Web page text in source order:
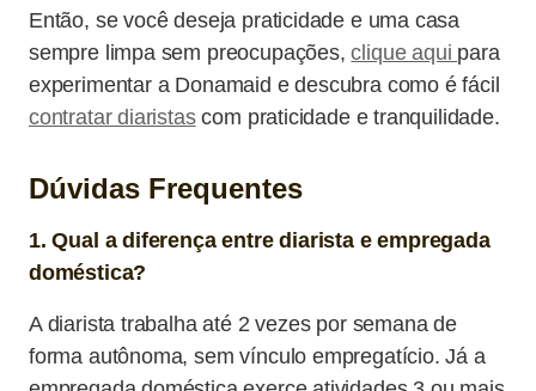
Então, se você deseja praticidade e uma casa
sempre limpa sem preocupações,clique aqui para
experimentar a Donamaid e descubra como é fácil
contratar diaristascom praticidade e tranquilidade.
Dúvidas Frequentes
1. Qual a diferença entre diarista e empregada
doméstica?
A diarista trabalha até 2 vezes por semana de
forma autônoma, sem vínculo empregatício. Já a